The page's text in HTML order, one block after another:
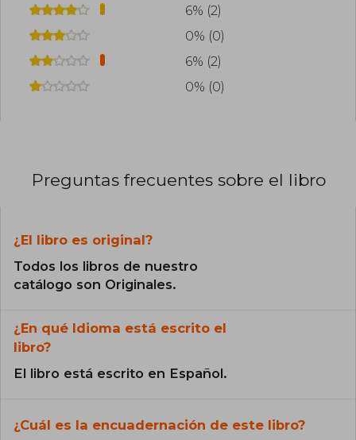
6% (2)
0% (0)
6% (2)
0% (0)
Preguntas frecuentes sobre el libro
¿El libro es original?
Todos los libros de nuestro
catálogo son Originales.
¿En qué Idioma está escrito el
libro?
El libro está escrito en Español.
¿Cuál es la encuadernación de este libro?